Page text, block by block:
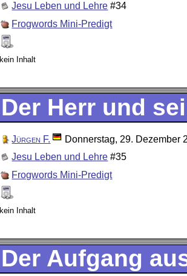
Jesu Leben und Lehre #34
Frogwords Mini-Predigt
kein Inhalt
Der Herr und
Jürgen F.
Donnerstag, 29. Dezember
Jesu Leben und Lehre #35
Frogwords Mini-Predigt
kein Inhalt
Der Aufgang